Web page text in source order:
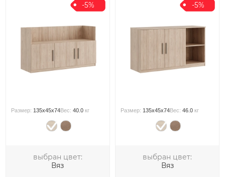
-5%
Размер: 135x45x74Вес:40.0 кг
выбран цвет:
Вяз
-5%
Размер: 135x45x74Вес:46.0 кг
выбран цвет:
Вяз